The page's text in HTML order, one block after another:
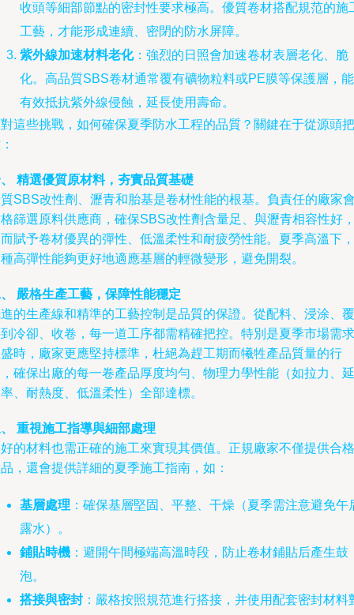
收頭等細部節點的密封性要求極高。優質卷材搭配規范的施
工藝，才能形成連續、密閉的防水屏障。
紫外線加速材料老化：強烈的日照會加速卷材表層老化、脆
化。高品質SBS卷材通常覆有礦物粒料或PE膜等保護層，能
有效抵抗紫外線侵蝕，延長使用壽命。
這些挑戰，如何確保夏季防水工程的品質？關鍵在于從源頭把
精選優質原材料，夯實品質基礎
SBS改性劑、瀝青和胎基是卷材性能的根基。負責任的廠家
篩選原料供應商，確保SBS改性劑含量足、與瀝青相容性好
賦予卷材優異的彈性、低溫柔性和耐疲勞性能。夏季高溫下，
高彈性能夠更好地適應基層的輕微變形，避免開裂。
嚴格生產工藝，保障性能穩定
的生產線和精準的工藝控制是品質的保證。從配料、浸涂、覆
冷卻、收卷，每一道工序都需精確把控。特別是夏季市場需求
時，廠家更應堅持標準，杜絕為趕工期而犧牲產品質量的行
確保出廠的每一卷產品厚度均勻、物理力學性能（如拉力、延
、耐熱度、低溫柔性）全部達標。
重視施工指導與細部處理
的材料也需正確的施工來實現其價值。正規廠家不僅提供合格
，還會提供詳細的夏季施工指南，如：
基層處理 ：確保基層堅固、平整、干燥（夏季需注意避免午
露水）。
鋪貼時機 ：避開午間極端高溫時段，防止卷材鋪貼后產生鼓
泡。
搭接與密封 ：嚴格按照規范進行搭接，并使用配套密封材料